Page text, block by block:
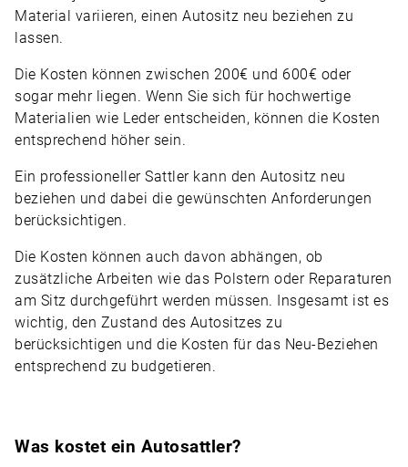
Material variieren, einen Autositz neu beziehen zu
lassen.
Die Kosten können zwischen 200€ und 600€ oder
sogar mehr liegen. Wenn Sie sich für hochwertige
Materialien wie Leder entscheiden, können die Kosten
entsprechend höher sein.
Ein professioneller Sattler kann den Autositz neu
beziehen und dabei die gewünschten Anforderungen
berücksichtigen.
Die Kosten können auch davon abhängen, ob
zusätzliche Arbeiten wie das Polstern oder Reparaturen
am Sitz durchgeführt werden müssen. Insgesamt ist es
wichtig, den Zustand des Autositzes zu
berücksichtigen und die Kosten für das Neu-Beziehen
entsprechend zu budgetieren.
Was kostet ein Autosattler?